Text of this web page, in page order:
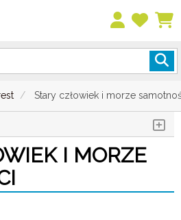
Stary człowiek i morze
I MORZE